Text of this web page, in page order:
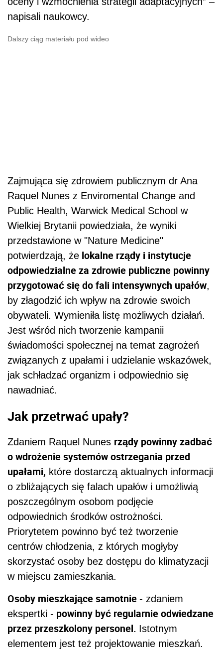
napisali naukowcy.
Dalszy ciąg materiału pod wideo
Zajmująca się zdrowiem publicznym dr Ana
Raquel Nunes z Enviromental Change and
Public Health, Warwick Medical School w
Wielkiej Brytanii powiedziała, że wyniki
przedstawione w "Nature Medicine"
potwierdzają, że lokalne rządy i instytucje
odpowiedzialne za zdrowie publiczne powinny
przygotować się do fali intensywnych upałów,
by złagodzić ich wpływ na zdrowie swoich
obywateli. Wymieniła listę możliwych działań.
Jest wśród nich tworzenie kampanii
świadomości społecznej na temat zagrożeń
związanych z upałami i udzielanie wskazówek,
jak schładzać organizm i odpowiednio się
nawadniać.
Jak przetrwać upały?
Zdaniem Raquel Nunes rządy powinny zadbać
o wdrożenie systemów ostrzegania przed
upałami, które dostarczą aktualnych informacji
o zbliżających się falach upałów i umożliwią
poszczególnym osobom podjęcie
odpowiednich środków ostrożności.
Priorytetem powinno być też tworzenie
centrów chłodzenia, z których mogłyby
skorzystać osoby bez dostępu do klimatyzacji
w miejscu zamieszkania.
Osoby mieszkające samotnie - zdaniem
ekspertki - powinny być regularnie odwiedzane
przez przeszkolony personel. Istotnym
elementem jest też projektowanie mieszkań.